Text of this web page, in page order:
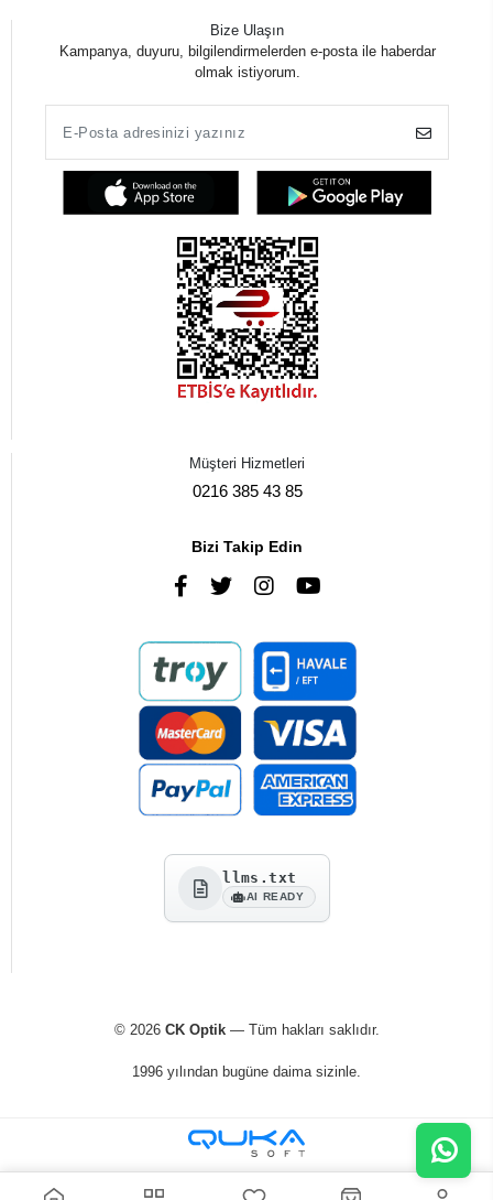
Bize Ulaşın
Kampanya, duyuru, bilgilendirmelerden e-posta ile haberdar
olmak istiyorum.
Müşteri Hizmetleri
0216 385 43 85
Bizi Takip Edin
llms.txt
AI READY
© 2026 CK Optik— Tüm hakları saklıdır.
1996 yılından bugüne daima sizinle.